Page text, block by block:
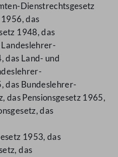
Dienstrechtsgesetz
das
1948, das
das Land- und
das Bundeslehrer-
das Pensionsgesetz 1965,
das
1953, das
das